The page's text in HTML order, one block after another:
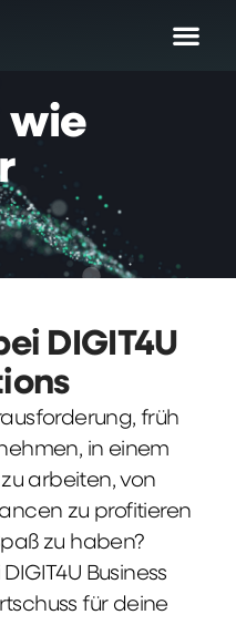
wie
DIGIT4U
früh
in einem
arbeiten, von
zu profitieren
zu haben?
Business
für deine